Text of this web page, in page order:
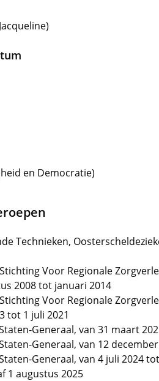
en Democratie)
Technieken,
Voor Regionale
2008 tot januari 2014
Voor Regionale
tot 1 juli 2021
Generaal, van 31 maart
Generaal, van 12
Generaal, van 4 juli 2024
1 augustus 2025